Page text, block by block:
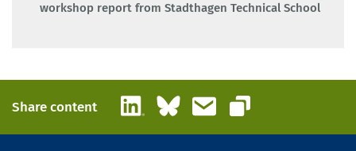
workshop report from Stadthagen Technical School
Share content LinkedInBlueskyEmail
Copy link